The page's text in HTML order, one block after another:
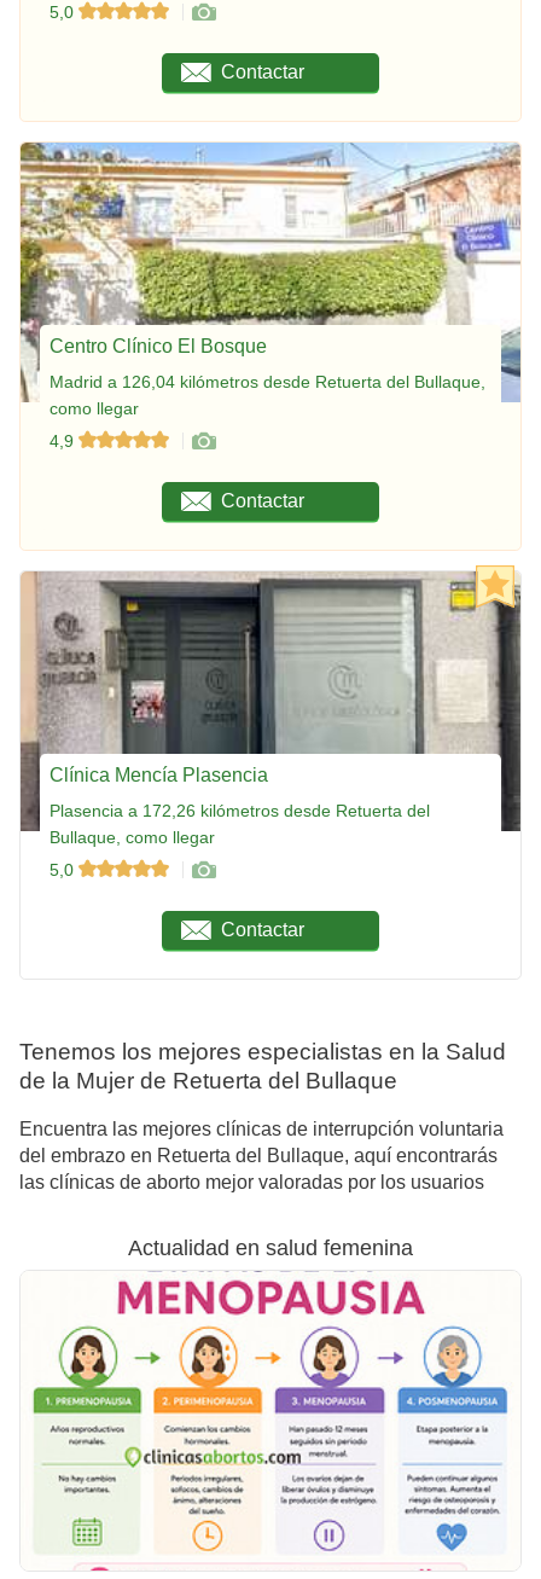
5,0
Contactar
Centro Clínico El Bosque
Madrid a 126,04 kilómetros desde Retuerta del Bullaque,
como llegar
4,9
Contactar
Clínica Mencía Plasencia
Plasencia a 172,26 kilómetros desde Retuerta del
Bullaque, como llegar
5,0
Contactar
Tenemos los mejores especialistas en la Salud
de la Mujer de Retuerta del Bullaque
Encuentra las mejores clínicas de interrupción voluntaria
del embrazo en Retuerta del Bullaque, aquí encontrarás
las clínicas de aborto mejor valoradas por los usuarios
Actualidad en salud femenina